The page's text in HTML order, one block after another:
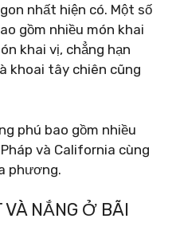
nhất hiện có. Một số
gồm nhiều món khai
khai vị, chẳng hạn
khoai tây chiên cũng
phú bao gồm nhiều
và California cùng
phương.
NẮNG Ở BÃI